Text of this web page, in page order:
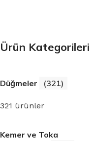
yansıtmanın en zarif
Siparişleriniz hızla
Ürün Kategorileri
Düğmeler (321)
321 ürünler
Kemer ve Toka